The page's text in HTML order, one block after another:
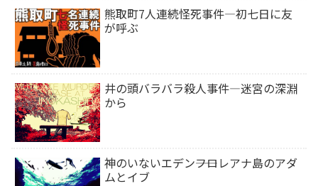
熊取町7人連続怪死事件―初七日に友
が呼ぶ
井の頭バラバラ殺人事件―迷宮の深淵
から
神のいないエデン――フロレアナ島のアダ
ムとイブ